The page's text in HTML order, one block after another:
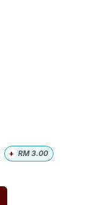
+ RM3.00